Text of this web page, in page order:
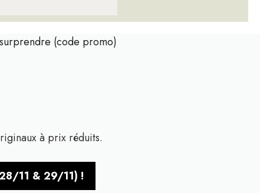
(code promo)
à prix réduits.
11 & 29/11) !